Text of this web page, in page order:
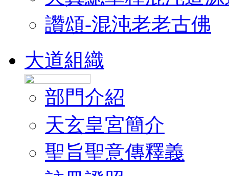
讚頌-混沌老老古佛
大道組織
部門介紹
天玄皇宮簡介
聖旨聖意傳釋義